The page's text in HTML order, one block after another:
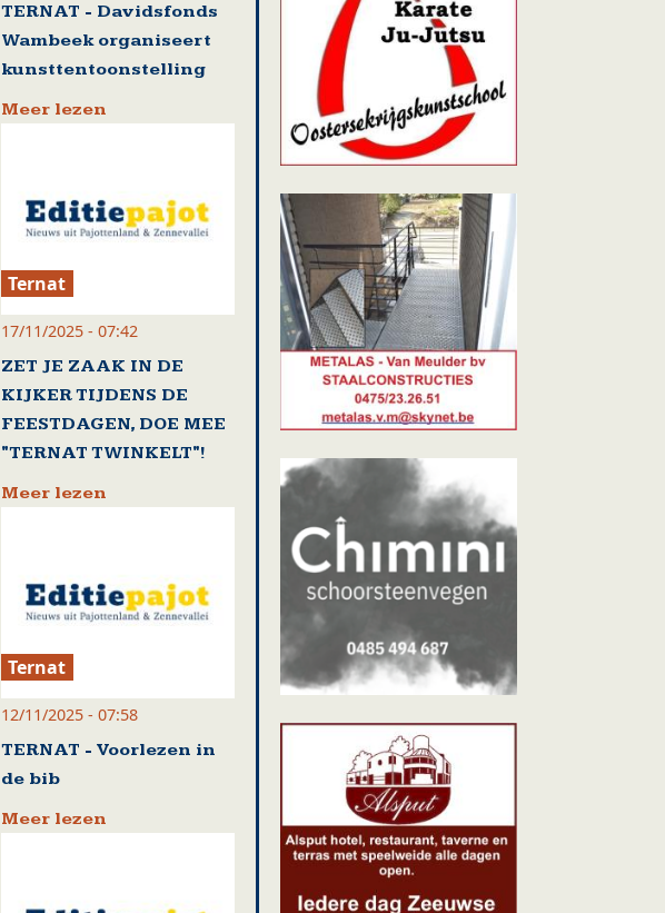
TERNAT - Davidsfonds
Wambeek organiseert
kunsttentoonstelling
Meer lezen
Ternat
17/11/2025 - 07:42
ZET JE ZAAK IN DE
KIJKER TIJDENS DE
FEESTDAGEN, DOE MEE
"TERNAT TWINKELT"!
Meer lezen
Ternat
12/11/2025 - 07:58
TERNAT - Voorlezen in
de bib
Meer lezen